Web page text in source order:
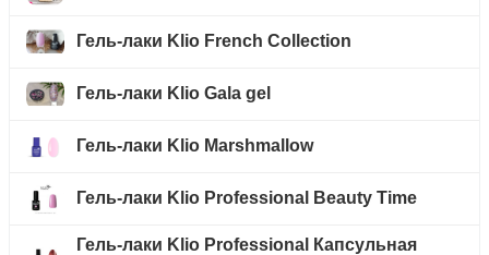
Гель-лаки Klio French Collection
Гель-лаки Klio Gala gel
Гель-лаки Klio Marshmallow
Гель-лаки Klio Professional Beauty Time
Гель-лаки Klio Professional Капсульная